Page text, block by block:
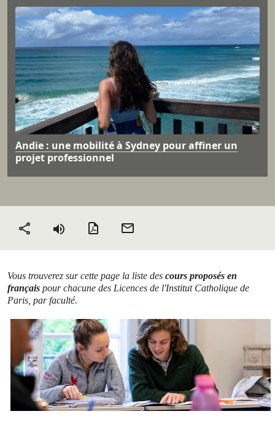
Andie : une mobilité à Sydney pour affiner un
projet professionnel
Partager Version PDF
Vous trouverez sur cette page la liste des cours proposés en
français pour chacune des Licences de l'Institut Catholique de
Paris, par faculté.